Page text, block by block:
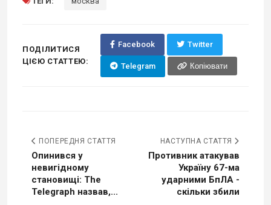
ПОДІЛИТИСЯ
ЦІЄЮ СТАТТЕЮ:
Facebook Twitter
Telegram Копіювати
ПОПЕРЕДНЯ СТАТТЯ
Опинився у
невигідному
становищі: The
Telegraph назвав,...
НАСТУПНА СТАТТЯ
Противник атакував
Україну 67-ма
ударними БпЛА -
скільки збили